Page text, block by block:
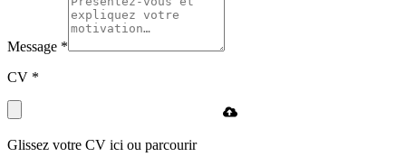
Message *
CV *
Glissez votre CV ici ou parcourir